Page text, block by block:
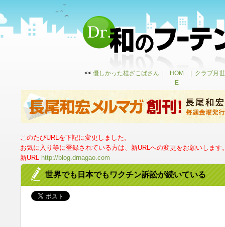
<< 優しかった桂ざこばさん
HOM
E
クラブ月
このたびURLを下記に変更しました。
お気に入り等に登録されている方は、新URLへの変更をお願いします
新URL http://blog.drnagao.com
世界でも日本でもワクチン訴訟が続いている